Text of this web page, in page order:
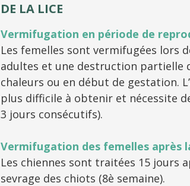
DE LA LICE
Vermifugation en période de
Les femelles sont vermifugées lors
adultes et une destruction partielle
chaleurs ou en début de gestation.
plus difficile à obtenir et nécessite
3 jours consécutifs).
Vermifugation des femelles après
Les chiennes sont traitées 15 jours
sevrage des chiots (8è semaine).